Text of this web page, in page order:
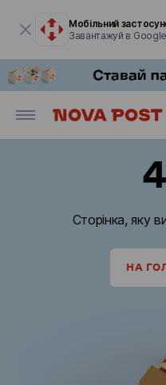
Мобільний
Завантажуй в
Сторінка, яку
НА